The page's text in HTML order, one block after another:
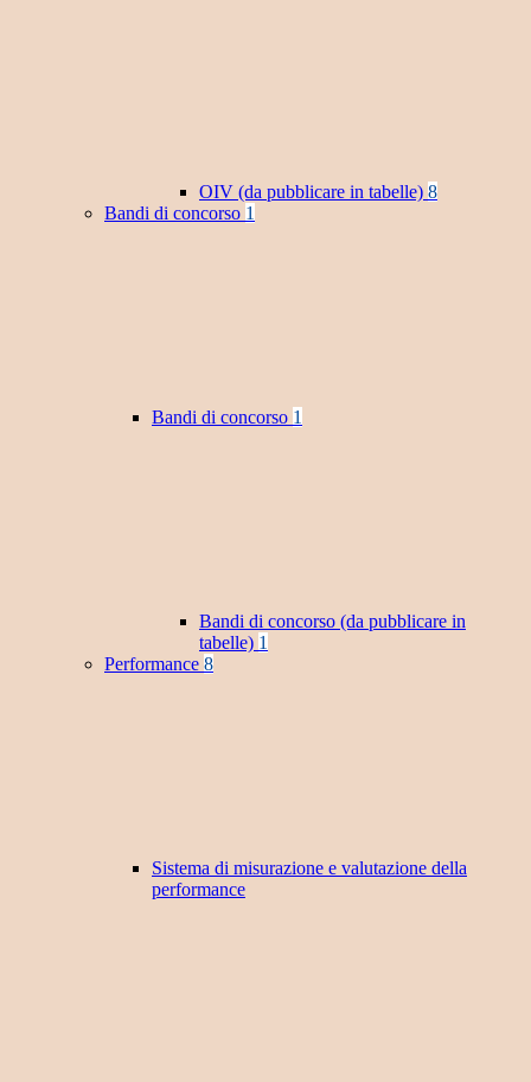
OIV (da pubblicare in tabelle) 8
Bandi di concorso 1
Bandi di concorso 1
Bandi di concorso (da pubblicare in
tabelle) 1
Performance 8
Sistema di misurazione e valutazione della
performance